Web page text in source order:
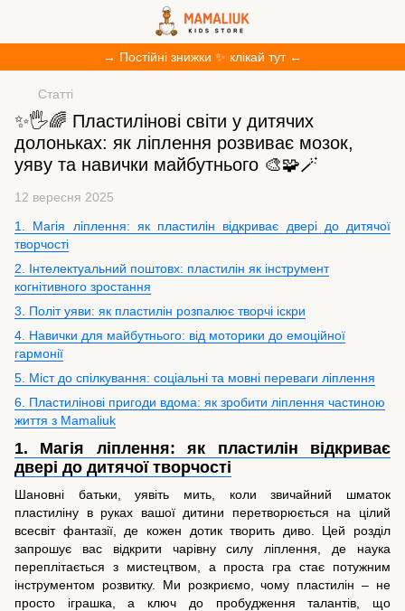
→ Постійні знижки ✨ клікай тут ←
Статті
✨🖐️🌈 Пластилінові світи у дитячих
долоньках: як ліплення розвиває мозок,
уяву та навички майбутнього 🎨🧩🪄
12 вересня 2025
1. Магія ліплення: як пластилін відкриває двері до дитячої
творчості
2. Інтелектуальний поштовх: пластилін як інструмент
когнітивного зростання
3. Політ уяви: як пластилін розпалює творчі іскри
4. Навички для майбутнього: від моторики до емоційної
гармонії
5. Міст до спілкування: соціальні та мовні переваги ліплення
6. Пластилінові пригоди вдома: як зробити ліплення частиною
життя з Mamaliuk
1. Магія ліплення: як пластилін відкриває
двері до дитячої творчості
Шановні батьки, уявіть мить, коли звичайний шматок
пластиліну в руках вашої дитини перетворюється на цілий
всесвіт фантазії, де кожен дотик творить диво. Цей розділ
запрошує вас відкрити чарівну силу ліплення, де наука
переплітається з мистецтвом, а проста гра стає потужним
інструментом розвитку. Ми розкриємо, чому пластилін – не
просто іграшка, а ключ до пробудження талантів, що